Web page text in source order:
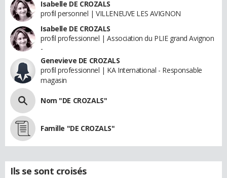
Isabelle DE CROZALS
profil personnel | VILLENEUVE LES AVIGNON
Isabelle DE CROZALS
profil professionnel | Association du PLIE grand Avignon
-
Genevieve DE CROZALS
profil professionnel | KA International - Responsable
magasin
Nom "DE CROZALS"
Famille "DE CROZALS"
Ils se sont croisés